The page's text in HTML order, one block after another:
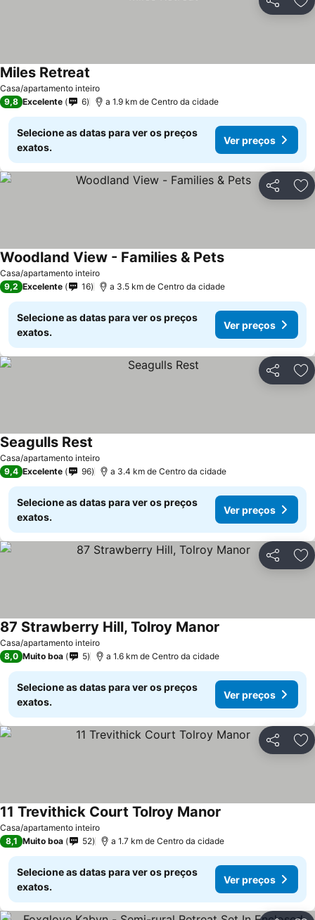
Partilhar
Casa/apartamento inteiro
Miles Retreat
9,8 Excelente 6 a 1.9 km de Centro da cidade
Selecione as datas para ver os preços
exatos.
Ver preços
Partilhar
Casa/apartamento inteiro
Woodland View - Families & Pets
9,2 Excelente 16 a 3.5 km de Centro da cidade
Selecione as datas para ver os preços
exatos.
Ver preços
Partilhar
Casa/apartamento inteiro
Seagulls Rest
9,4 Excelente 96 a 3.4 km de Centro da cidade
Selecione as datas para ver os preços
exatos.
Ver preços
Partilhar
Casa/apartamento inteiro
87 Strawberry Hill, Tolroy Manor
8,0 Muito boa 5 a 1.6 km de Centro da cidade
Selecione as datas para ver os preços
exatos.
Ver preços
Partilhar
Casa/apartamento inteiro
11 Trevithick Court Tolroy Manor
8,1 Muito boa 52 a 1.7 km de Centro da cidade
Selecione as datas para ver os preços
exatos.
Ver preços